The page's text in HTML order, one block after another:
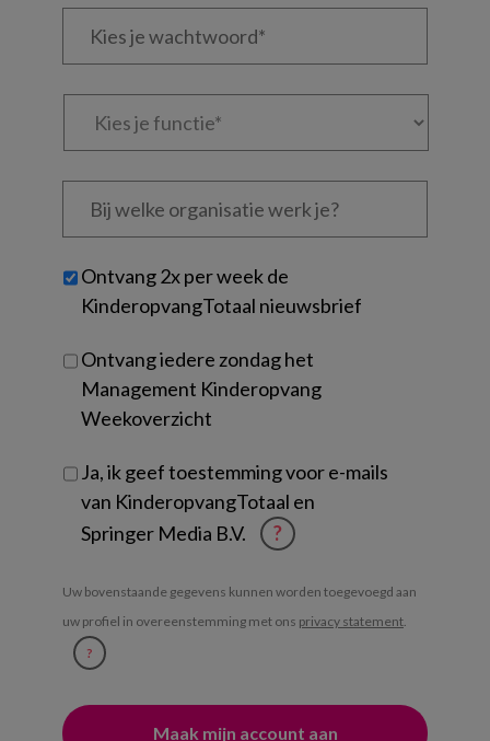
Kies
Kies
Bij
welke
je?
Untitled
Ontvang 2x per week de
KinderopvangTotaal nieuwsbrief
Ontvang iedere zondag het
Management Kinderopvang
Weekoverzicht
Ja, ik geef toestemming voor e-mails
van KinderopvangTotaal en
Springer Media B.V.
?
Uw bovenstaande gegevens kunnen worden toegevoegd aan
uw profiel in overeenstemming met ons privacy statement.
?